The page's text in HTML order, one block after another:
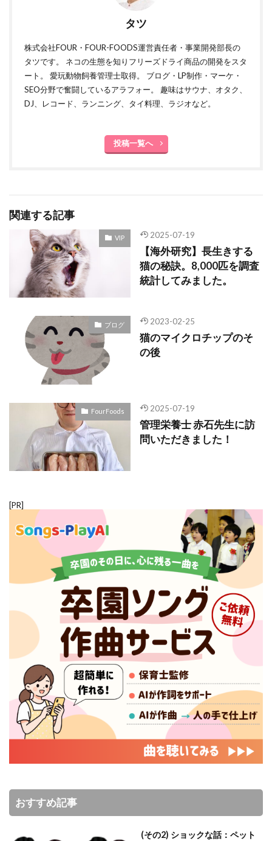
タツ
株式会社FOUR・FOUR-FOODS運営責任者・事業開発部長の
タツです。 ネコの生態を知りフリーズドライ商品の開発をスタ
ート。 愛玩動物飼養管理士取得。 ブログ・LP制作・マーケ・
SEO分野で奮闘しているアラフォー。 趣味はサウナ、オタク、
DJ、レコード、ランニング、タイ料理、ラジオなど。
投稿一覧へ
関連する記事
VIP 2025-07-19
【海外研究】長生きする
猫の秘訣。8,000匹を調査
統計してみました。
ブログ 2023-02-25
猫のマイクロチップのそ
の後
FourFoods 2025-07-19
管理栄養士 赤石先生に訪
問いただきました！
[PR]
おすすめ記事
(その2) ショックな話：ペット